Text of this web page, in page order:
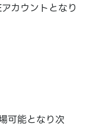
カウントとなり
可能となり次